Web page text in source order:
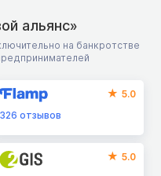
альянс»
на банкротстве
5.0
326отзывов
5.0